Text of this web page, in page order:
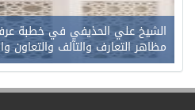
الشيخ علي الحذيفي في خطبة
مظاهر التعارف والتآلف والتعاون